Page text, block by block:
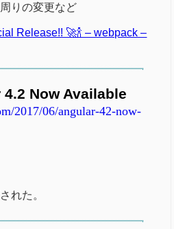
りの変更など
Release!! 🚀🍾 – webpack –
Now Available
2017/06/angular-42-now-
れた。